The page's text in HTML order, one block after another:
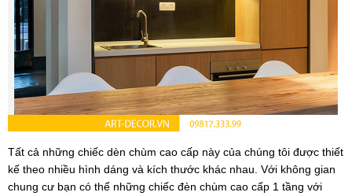
Tất cả những chiếc dèn chùm cao cấp này của chúng tôi được thiết
kế theo nhiều hình dáng và kích thước khác nhau. Với không gian
chung cư bạn có thể những chiếc đèn chùm cao cấp 1 tầng với